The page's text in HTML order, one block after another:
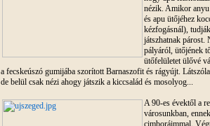
nézik. Amikor
és apu ütőjéhez
kézfogásnál),
játszhatnak párost.
pályáról, ütőjének
ütőfelületet ülővé
a fecskeúszó gumijába szorított Barnaszofit és rágyújt.
de belül csak nézi ahogy játszik a kiccsalád és mosolyog...
A 90-es évektől a
városunkban,
cimboráimmal.